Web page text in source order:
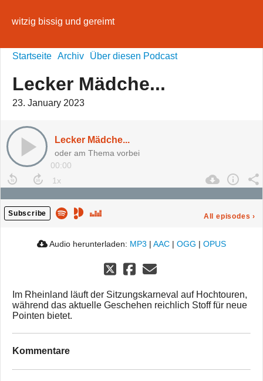
witzig bissig und gereimt
Startseite Archiv Über diesen Podcast
Lecker Mädche...
23. January 2023
Lecker Mädche...
oder am Thema vorbei
00:00
Subscribe All episodes ›
Audio herunterladen: MP3 | AAC | OGG | OPUS
Im Rheinland läuft der Sitzungskarneval auf Hochtouren,
während das aktuelle Geschehen reichlich Stoff für neue
Pointen bietet.
Kommentare